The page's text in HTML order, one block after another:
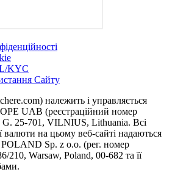
KYC
Сайту
належить і управляється
UAB (реєстраційний номер
25-701, VILNIUS, Lithuania. Всі
валюти на цьому веб-сайті надаються
Sp. z o.o. (рег. номер
210, Warsaw, Poland, 00-682 та її